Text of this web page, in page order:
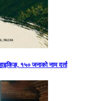
१५० जनाको नाम दर्ता